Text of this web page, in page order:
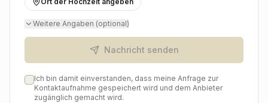
sich auf ein unvergessliches Einkaufserlebnis und ein
Symbol Ihrer Liebe, das ein Leben lang hält und Sie
Weitere Angaben (optional)
Nachricht senden
Ich bin damit einverstanden, dass meine Anfrage zur
Kontaktaufnahme gespeichert wird und dem Anbieter
zugänglich gemacht wird.